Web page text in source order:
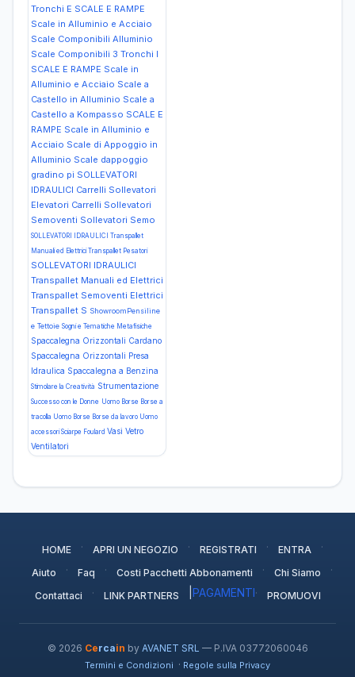
Tronchi E SCALE E RAMPE
Scale in Alluminio e Acciaio
Scale Componibili Alluminio
Scale Componibili 3 Tronchi I
SCALE E RAMPE Scale in
Alluminio e Acciaio Scale a
Castello in Alluminio Scale a
Castello a Kompasso SCALE E
RAMPE Scale in Alluminio e
Acciaio Scale di Appoggio in
Alluminio Scale dappoggio
gradino pi SOLLEVATORI
IDRAULICI Carrelli Sollevatori
Elevatori Carrelli Sollevatori
Semoventi Sollevatori Semo
SOLLEVATORI IDRAULICI Transpallet
Manuali ed Elettrici Transpallet Pesatori
SOLLEVATORI IDRAULICI
Transpallet Manuali ed Elettrici
Transpallet Semoventi Elettrici
Transpallet S ShowroomPensiline
e Tettoie Sogni e Tematiche Metafisiche
Spaccalegna Orizzontali Cardano
Spaccalegna Orizzontali Presa
Idraulica Spaccalegna a Benzina
Stimolare la Creatività Strumentazione
Successo con le Donne Uomo Borse Borse a
tracolla Uomo Borse Borse da lavoro Uomo
accessori Sciarpe Foulard Vasi Vetro
Ventilatori
HOME · APRI UN NEGOZIO · REGISTRATI · ENTRA ·
Aiuto · Faq · Costi Pacchetti Abbonamenti · Chi Siamo ·
Contattaci · LINK PARTNERS PAGAMENTI· PROMUOVI
© 2026 Cercain by AVANET SRL — P.IVA 03772060046
Termini e Condizioni · Regole sulla Privacy